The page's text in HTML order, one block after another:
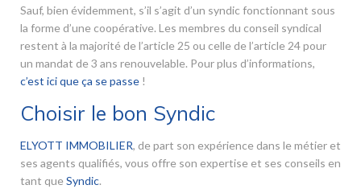
Sauf, bien évidemment, s’il s’agit d’un syndic fonctionnant sous
la forme d’une coopérative. Les membres du conseil syndical
restent à la majorité de l’article 25 ou celle de l’article 24 pour
un mandat de 3 ans renouvelable. Pour plus d’informations,
c’est ici que ça se passe !
Choisir le bon Syndic
ELYOTT IMMOBILIER, de part son expérience dans le métier et
ses agents qualifiés, vous offre son expertise et ses conseils en
tant que Syndic.